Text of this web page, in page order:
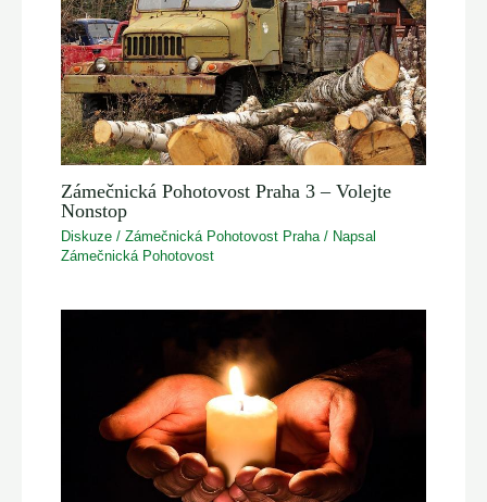
Zámečnická Pohotovost Praha 3 – Volejte
Nonstop
Diskuze /Zámečnická Pohotovost Praha/ Napsal
Zámečnická Pohotovost